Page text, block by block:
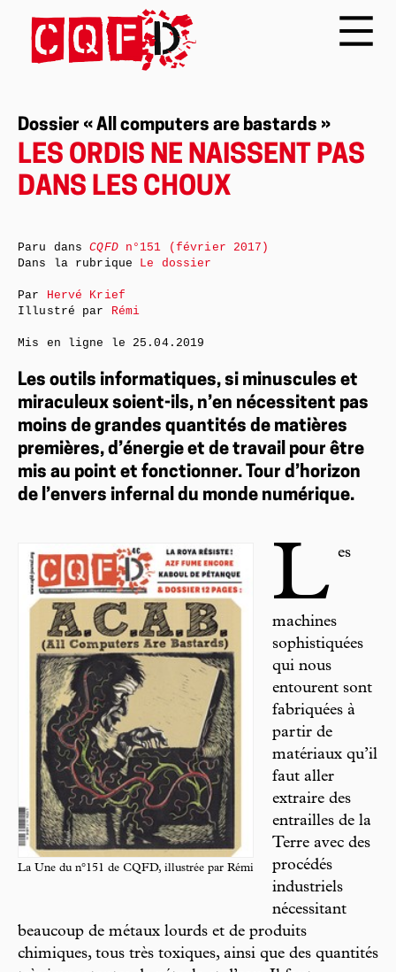
Dossier « All computers are bastards »
LES ORDIS NE NAISSENT PAS
DANS LES CHOUX
Les outils informatiques, si minuscules et
miraculeux soient-ils, n’en nécessitent pas
moins de grandes quantités de matières
premières, d’énergie et de travail pour être
mis au point et fonctionner. Tour d’horizon
de l’envers infernal du monde numérique.
La Une du n°151 de CQFD, illustrée par Rémi
L es
machines
sophistiquées
qui nous
entourent sont
fabriquées à
partir de
matériaux qu’il
faut aller
extraire des
entrailles de la
Terre avec des
procédés
industriels
nécessitant
beaucoup de métaux lourds et de produits
chimiques, tous très toxiques, ainsi que des quantités
Paru dansCQFDn°151 (février 2017)
Dans la rubrique Le dossier
Par Hervé Krief
Illustré par Rémi
Mis en ligne le 25.04.2019